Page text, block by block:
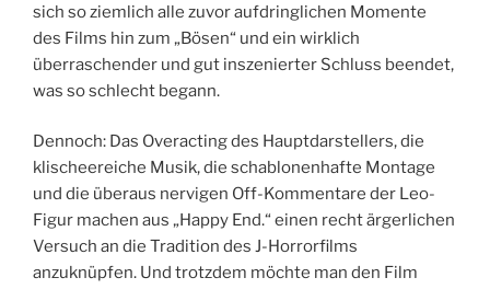
sich so ziemlich alle zuvor aufdringlichen Momente
des Films hin zum „Bösen“ und ein wirklich
überraschender und gut inszenierter Schluss beendet,
was so schlecht begann.
Dennoch: Das Overacting des Hauptdarstellers, die
klischeereiche Musik, die schablonenhafte Montage
und die überaus nervigen Off-Kommentare der Leo-
Figur machen aus „Happy End.“ einen recht ärgerlichen
Versuch an die Tradition des J-Horrorfilms
anzuknüpfen. Und trotzdem möchte man den Film